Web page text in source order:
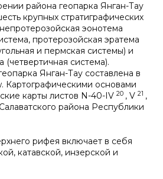
района геопарка Янган-Тау
крупных стратиграфических
эонотема
протерозойская эратема
и пермская системы) и
(четвертичная система).
Янган-Тау составлена в
Картографическими основами
карты листов N-40-IV 20 , V 21 ,
района Республики
рифея включает в себя
катавской, инзерской и